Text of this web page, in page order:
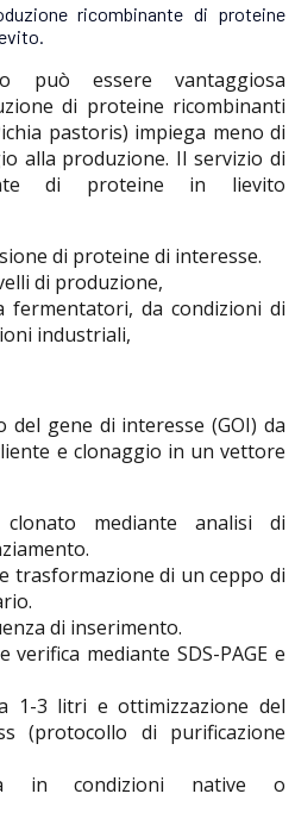
ricombinante di proteine
può essere vantaggiosa
di proteine ​​ricombinanti
pastoris) impiega meno di
alla produzione. Il servizio di
di proteine in lievito
di proteine di interesse.
di produzione,
fermentatori, da condizioni di
industriali,
del gene di interesse (GOI) da
e clonaggio in un vettore
mediante analisi di
trasformazione di un ceppo di
di inserimento.
mediante SDS-PAGE e
1-3 litri e ottimizzazione del
(protocollo di purificazione
in condizioni native o